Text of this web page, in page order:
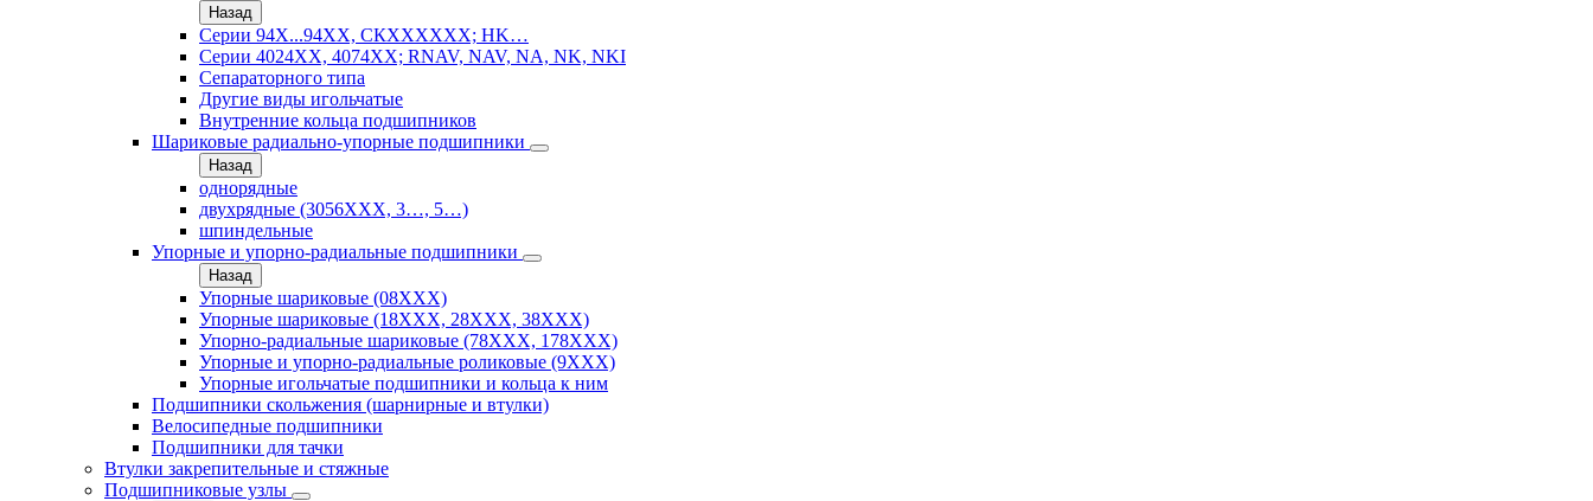
Назад
Серии 94Х...94ХХ, СКХХХХХХ; HK…
Серии 4024ХХ, 4074ХХ; RNAV, NAV, NA, NK, NKI
Сепараторного типа
Другие виды игольчатые
Внутренние кольца подшипников
Шариковые радиально-упорные подшипники
Назад
однорядные
двухрядные (3056ХХХ, 3…, 5…)
шпиндельные
Упорные и упорно-радиальные подшипники
Назад
Упорные шариковые (08XXX)
Упорные шариковые (18XXX, 28XXХ, 38ХХХ)
Упорно-радиальные шариковые (78XXX, 178ХХХ)
Упорные и упорно-радиальные роликовые (9ХХХ)
Упорные игольчатые подшипники и кольца к ним
Подшипники скольжения (шарнирные и втулки)
Велосипедные подшипники
Подшипники для тачки
Втулки закрепительные и стяжные
Подшипниковые узлы